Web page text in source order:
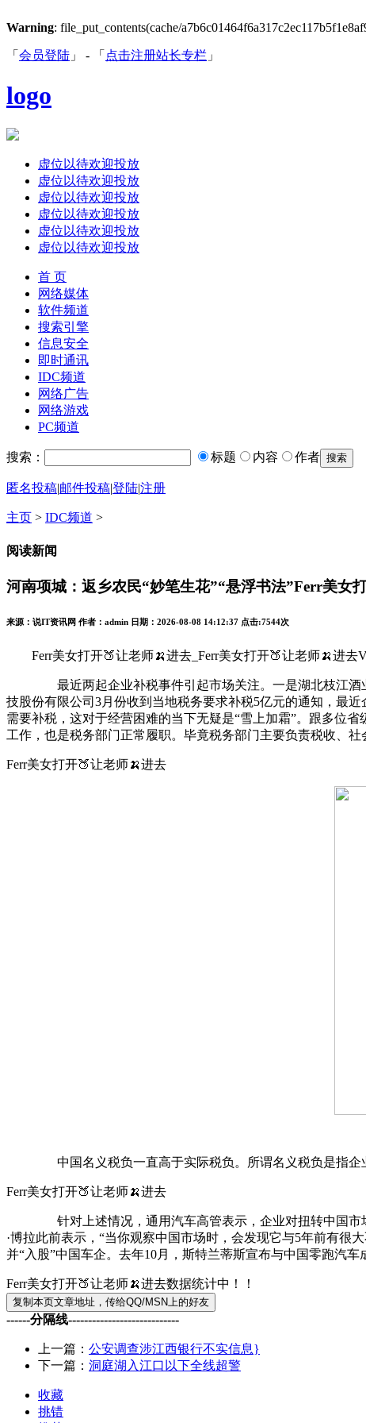
Warning: file_put_contents(cache/
「 会员登陆 」 - 「 点击注册站长专栏 」
logo
虚位以待欢迎投放
虚位以待欢迎投放
虚位以待欢迎投放
虚位以待欢迎投放
虚位以待欢迎投放
虚位以待欢迎投放
首 页
网络媒体
软件频道
搜索引擎
信息安全
即时通讯
IDC频道
网络广告
网络游戏
PC频道
搜索： 标题 内容 作者
匿名投稿|邮件投稿|登陆|注册
主页 > IDC频道 >
阅读新闻
河南项城：返乡农民“妙笔生花”“悬浮书法”Ferr美女
来源：说IT资讯网 作者：admin 日期：2026-08-08 14:12:37 点击:7544次
Ferr美女打开🍑让老师🍌进去_Ferr美女打开🍑让老师🍌进去
最近两起企业补税事件引起市场关注。一是湖北枝江酒业股
技股份有限公司3月份收到当地税务要求补税5亿元的通知，最
需要补税，这对于经营困难的当下无疑是“雪上加霜”。跟多位
工作，也是税务部门正常履职。毕竟税务部门主要负责税收、
Ferr美女打开🍑让老师🍌进去
中国名义税负一直高于实际税负。所谓名义税负是指企业
Ferr美女打开🍑让老师🍌进去
针对上述情况，通用汽车高管表示，企业对扭转中国市场
·博拉此前表示，“当你观察中国市场时，会发现它与5年前有很
并“入股”中国车企。去年10月，斯特兰蒂斯宣布与中国零跑汽车
Ferr美女打开🍑让老师🍌进去数据统计中！！
------分隔线----------------------------
上一篇： 公安调查涉江西银行不实信息}
下一篇： 洞庭湖入江口以下全线超警
收藏
挑错